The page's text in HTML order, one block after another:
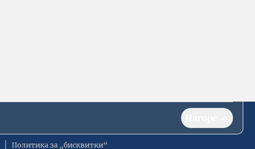
Политика за „бисквитки“